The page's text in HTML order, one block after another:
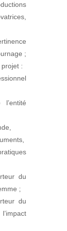
;
:
du
;
du